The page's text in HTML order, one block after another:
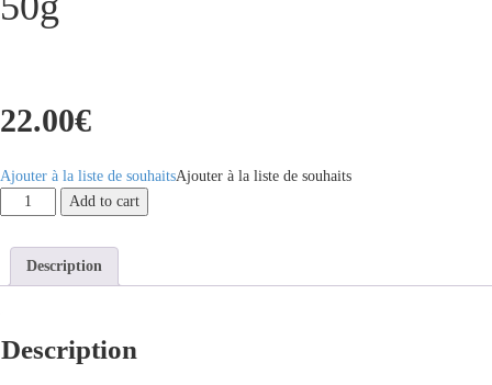
22.00€
Ajouter à la liste de souhaitsAjouter à la liste de souhaits
Carpaccio
de
d'Eté
50g
Add to cart
Description
Description